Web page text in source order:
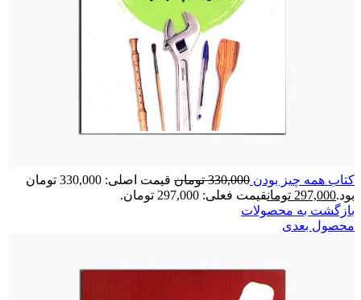
كتاب همه چيز بودن 330,000 تومان
قیمت اصلی: 330,000 تومان
بود.297,000 تومانقیمت فعلی: 297,000 تومان.
بازگشت به محصولات
محصول بعدی